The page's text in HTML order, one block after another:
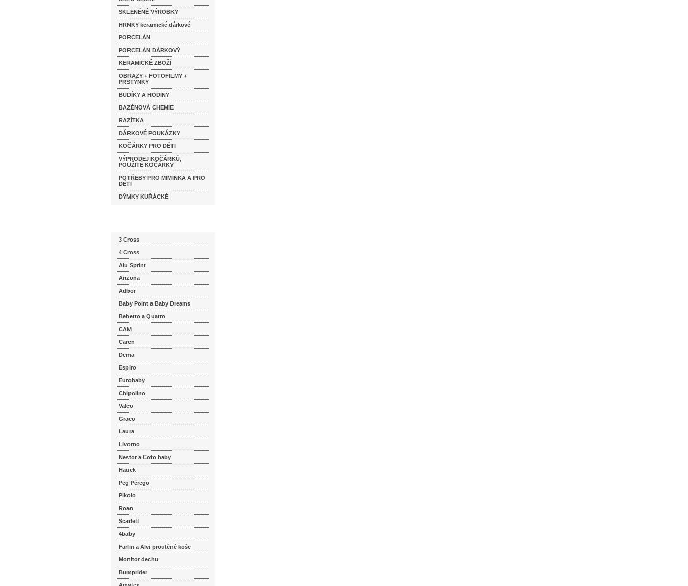
SKLENĚNÉ VÝROBKY
HRNKY keramické dárkové
PORCELÁN
PORCELÁN DÁRKOVÝ
KERAMICKÉ ZBOŽÍ
OBRAZY + FOTOFILMY +
PRSTÝNKY
BUDÍKY A HODINY
BAZÉNOVÁ CHEMIE
RAZÍTKA
DÁRKOVÉ POUKÁZKY
KOČÁRKY PRO DĚTI
VÝPRODEJ KOČÁRKŮ,
POUŽITÉ KOČÁRKY
POTŘEBY PRO MIMINKA A PRO
DĚTI
DÝMKY KUŘÁCKÉ
3 Cross
4 Cross
Alu Sprint
Arizona
Adbor
Baby Point a Baby Dreams
Bebetto a Quatro
CAM
Caren
Dema
Espiro
Eurobaby
Chipolino
Valco
Graco
Laura
Livorno
Nestor a Coto baby
Hauck
Peg Pérego
Pikolo
Roan
Scarlett
4baby
Farlin a Alvi proutěné koše
Monitor dechu
Bumprider